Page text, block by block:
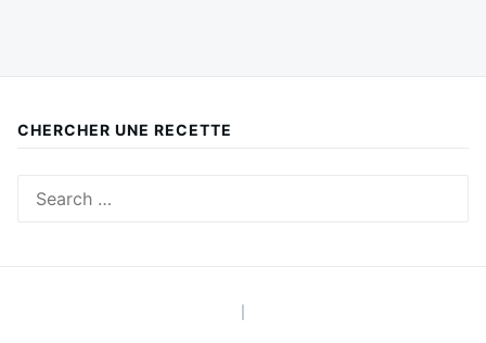
CHERCHER UNE RECETTE
for: